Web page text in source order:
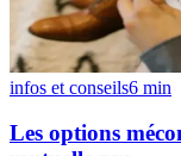
infos et conseils6 min
Les options